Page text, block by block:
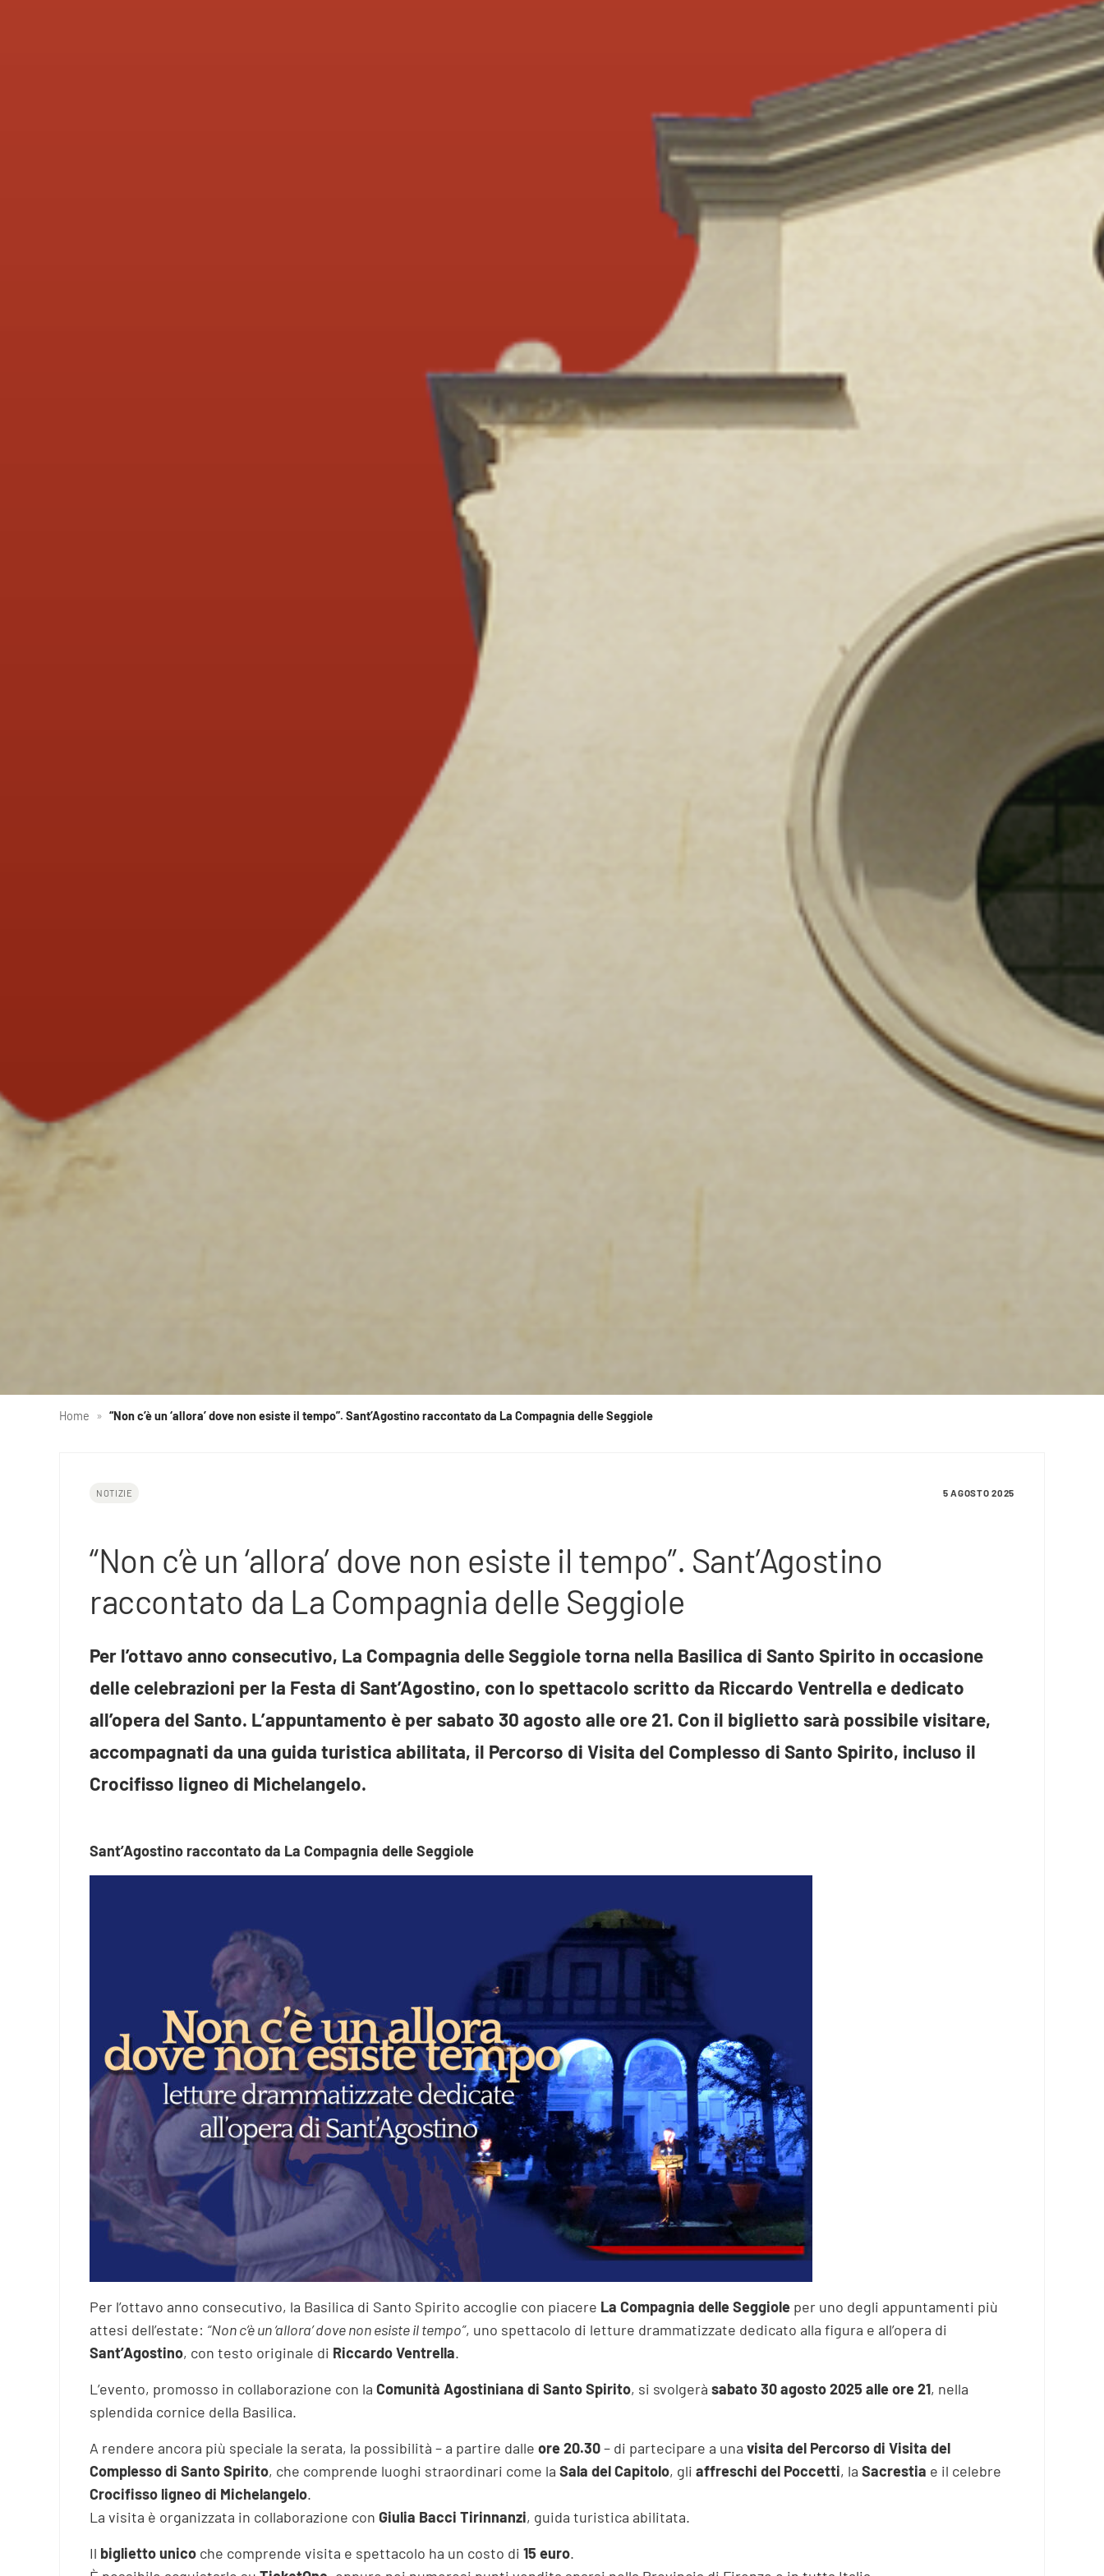
Home » “Non c’è un ‘allora’ dove non esiste il tempo”. Sant’Agostino raccontato da La Compagnia delle Seggiole
NOTIZIE 5 AGOSTO 2025
“Non c’è un ‘allora’ dove non esiste il tempo”. Sant’Agostino
raccontato da La Compagnia delle Seggiole
Per l’ottavo anno consecutivo, La Compagnia delle Seggiole torna nella Basilica di Santo Spirito in occasione
delle celebrazioni per la Festa di Sant’Agostino, con lo spettacolo scritto da Riccardo Ventrella e dedicato
all’opera del Santo. L’appuntamento è per sabato 30 agosto alle ore 21. Con il biglietto sarà possibile visitare,
accompagnati da una guida turistica abilitata, il Percorso di Visita del Complesso di Santo Spirito, incluso il
Crocifisso ligneo di Michelangelo.
Sant’Agostino raccontato da La Compagnia delle Seggiole
Per l’ottavo anno consecutivo, la Basilica di Santo Spirito accoglie con piacere La Compagnia delle Seggiole per uno degli appuntamenti più
attesi dell’estate: “Non c’è un ‘allora’ dove non esiste il tempo”, uno spettacolo di letture drammatizzate dedicato alla figura e all’opera di
Sant’Agostino, con testo originale di Riccardo Ventrella.
L’evento, promosso in collaborazione con laComunità Agostiniana di Santo Spirito, si svolgeràsabato 30 agosto 2025 alle ore 21, nella
splendida cornice della Basilica.
A rendere ancora più speciale la serata, la possibilità – a partire dalleore 20.30– di partecipare a unavisita del Percorso di Visita del
Complesso di Santo Spirito, che comprende luoghi straordinari come laSala del Capitolo, gliaffreschi del Poccetti, laSacrestia e il celebre
Crocifisso ligneo di Michelangelo.
La visita è organizzata in collaborazione conGiulia Bacci Tirinnanzi, guida turistica abilitata.
Il biglietto unico che comprende visita e spettacolo ha un costo di15 euro.